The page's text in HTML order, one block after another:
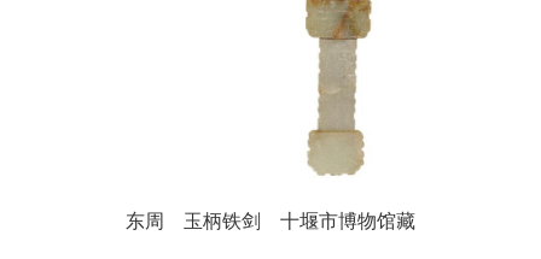
东周 玉柄铁剑 十堰市博物馆藏